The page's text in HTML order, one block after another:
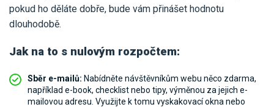
pokud ho děláte dobře, bude vám přinášet hodnotu
dlouhodobě.
Jak na to s nulovým rozpočtem:
Sběr e-mailů: Nabídněte návštěvníkům webu něco zdarma,
například e-book, checklist nebo tipy, výměnou za jejich e-
mailovou adresu. Využijte k tomu vyskakovací okna nebo